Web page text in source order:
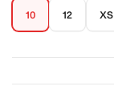
10
12 XS